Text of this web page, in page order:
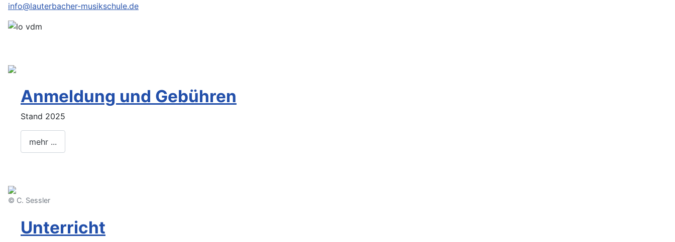
info@lauterbacher-musikschule.de
Anmeldung und Gebühren
Stand 2025
mehr ...
© C. Sessler
Unterricht